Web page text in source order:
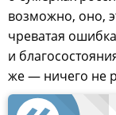
возможно, оно,
чреватая
и
же — ничего не